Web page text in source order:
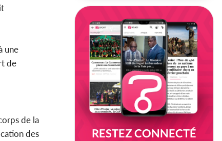
une
de
de la
des
RESTEZ CONNECTÉ